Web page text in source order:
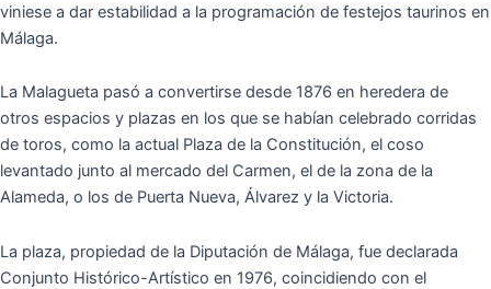
viniese a dar estabilidad a la programación de festejos taurinos en
Málaga.
La Malagueta pasó a convertirse desde 1876 en heredera de
otros espacios y plazas en los que se habían celebrado corridas
de toros, como la actual Plaza de la Constitución, el coso
levantado junto al mercado del Carmen, el de la zona de la
Alameda, o los de Puerta Nueva, Álvarez y la Victoria.
La plaza, propiedad de la Diputación de Málaga, fue declarada
Conjunto Histórico-Artístico en 1976, coincidiendo con el